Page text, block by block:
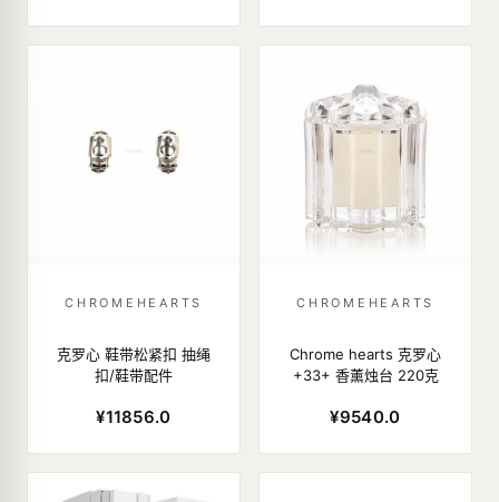
CHROMEHEARTS
克罗心 鞋带松紧扣 抽绳
扣/鞋带配件
¥11856.0
CHROMEHEARTS
Chrome hearts 克罗心
+33+ 香薰烛台 220克
¥9540.0